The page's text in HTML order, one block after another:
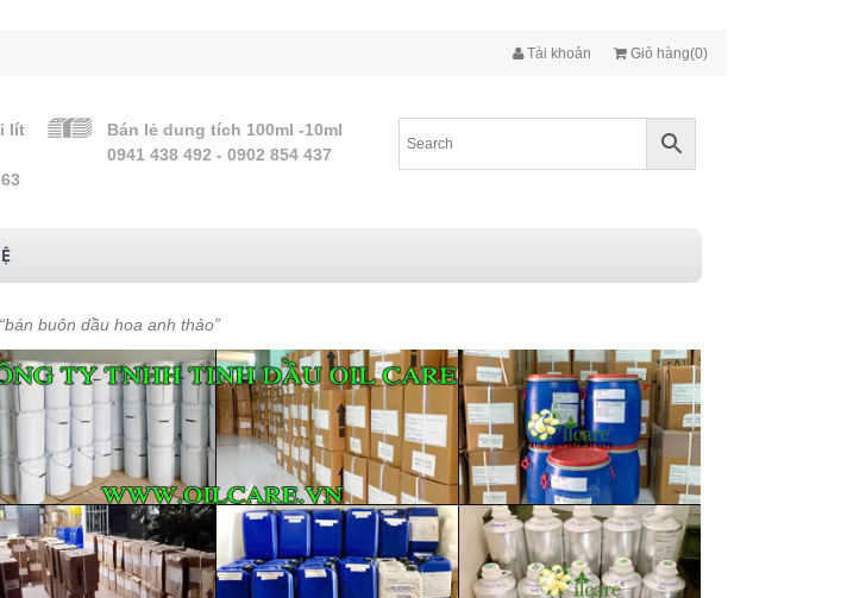
Tài khoản Giỏ hàng(0)
lít
Bán lẻ dung tích 100ml -10ml
0941 438 492 - 0902 854 437
buôn dầu hoa anh thảo”